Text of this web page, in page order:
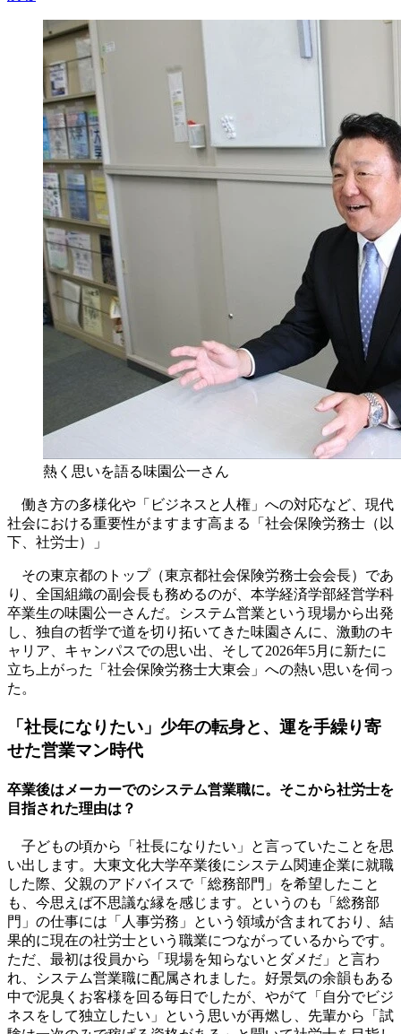
熱く思いを語る味園公一さん
働き方の多様化や「ビジネスと人権」への対応など、現代
社会における重要性がますます高まる「社会保険労務士（以
下、社労士）」
その東京都のトップ（東京都社会保険労務士会会長）であ
り、全国組織の副会長も務めるのが、本学経済学部経営学科
卒業生の味園公一さんだ。システム営業という現場から出発
し、独自の哲学で道を切り拓いてきた味園さんに、激動のキ
ャリア、キャンパスでの思い出、そして2026年5月に新たに
立ち上がった「社会保険労務士大東会」への熱い思いを伺っ
た。
「社長になりたい」少年の転身と、運を手繰り寄
せた営業マン時代
卒業後はメーカーでのシステム営業職に。そこから社労士を
目指された理由は？
子どもの頃から「社長になりたい」と言っていたことを思
い出します。大東文化大学卒業後にシステム関連企業に就職
した際、父親のアドバイスで「総務部門」を希望したこと
も、今思えば不思議な縁を感じます。というのも「総務部
門」の仕事には「人事労務」という領域が含まれており、結
果的に現在の社労士という職業につながっているからです。
ただ、最初は役員から「現場を知らないとダメだ」と言わ
れ、システム営業職に配属されました。好景気の余韻もある
中で泥臭くお客様を回る毎日でしたが、やがて「自分でビジ
ネスをして独立したい」という思いが再燃し、先輩から「試